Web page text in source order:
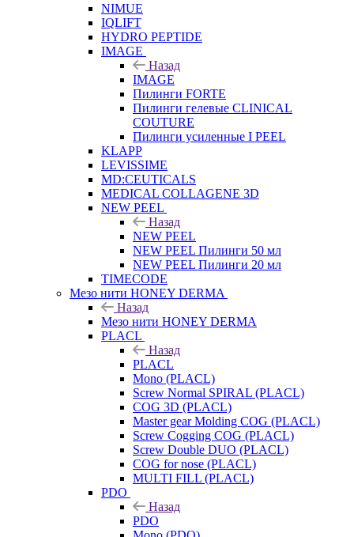
NIMUE
IQLIFT
HYDRO PEPTIDE
IMAGE
Назад
IMAGE
Пилинги FORTE
Пилинги гелевые CLINICAL
COUTURE
Пилинги усиленные I PEEL
KLAPP
LEVISSIME
MD:CEUTICALS
MEDICAL COLLAGENE 3D
NEW PEEL
Назад
NEW PEEL
NEW PEEL Пилинги 50 мл
NEW PEEL Пилинги 20 мл
TIMECODE
Мезо нити HONEY DERMA
Назад
Мезо нити HONEY DERMA
PLACL
Назад
PLACL
Mono (PLACL)
Screw Normal SPIRAL (PLACL)
COG 3D (PLACL)
Master gear Molding COG (PLACL)
Screw Cogging COG (PLACL)
Screw Double DUO (PLACL)
COG for nose (PLACL)
MULTI FILL (PLACL)
PDO
Назад
PDO